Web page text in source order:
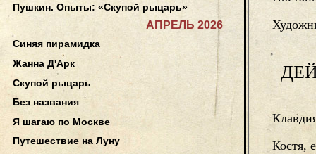
Костя,
Пушкин. Опыты: «Скупой рыцарь»
АПРЕЛЬ 2026
Синяя пирамидка
Жанна Д'Арк
Скупой рыцарь
Без названия
Я шагаю по Москве
Путешествие на Луну